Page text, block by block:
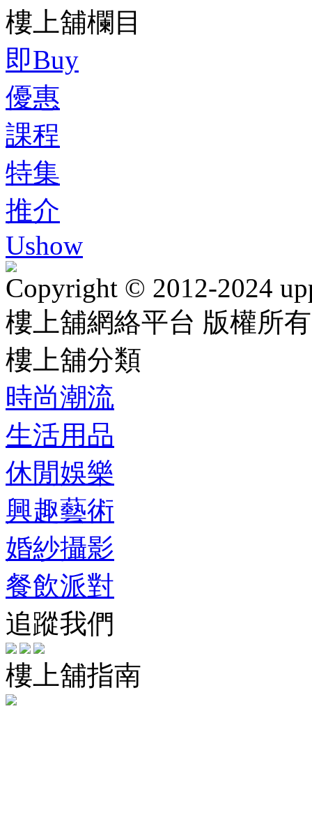
樓上舖欄目
即Buy
優惠
課程
特集
推介
Ushow
Copyright © 2012-2024
樓上舖網絡平台 版權所
樓上舖分類
時尚潮流
生活用品
休閒娛樂
興趣藝術
婚紗攝影
餐飲派對
追蹤我們
樓上舖指南